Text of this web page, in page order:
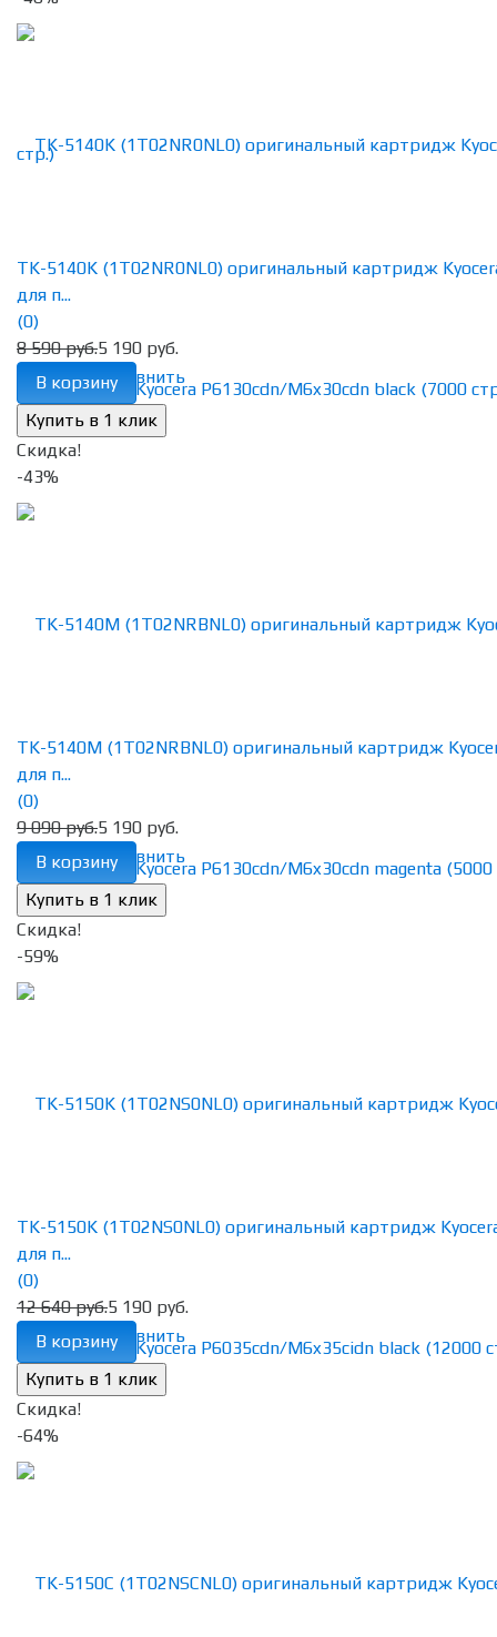
избранное сравнить
TK-5140K (1T02NR0NL0) оригинальный картридж
для п...
(0)
8 590 руб.5 190 руб.
В корзину
Скидка!
-43%
избранное сравнить
TK-5140M (1T02NRBNL0) оригинальный картридж
для п...
(0)
9 090 руб.5 190 руб.
В корзину
Скидка!
-59%
избранное сравнить
TK-5150K (1T02NS0NL0) оригинальный картридж
для п...
(0)
12 640 руб.5 190 руб.
В корзину
Скидка!
-64%